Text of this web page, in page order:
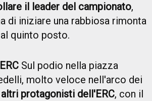
il leader del campionato,
di iniziare una rabbiosa rimonta
quinto posto.
Sul podio nella piazza
molto veloce nell'arco dei
protagonisti dell'ERC, con il